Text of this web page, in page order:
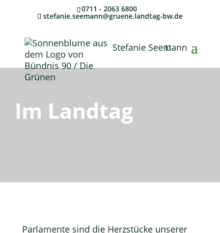
0711 - 2063 6800
stefanie.seemann@gruene.landtag-bw.de
Stefanie Seemann
Im Landtag
Parlamente sind die Herzstücke unserer